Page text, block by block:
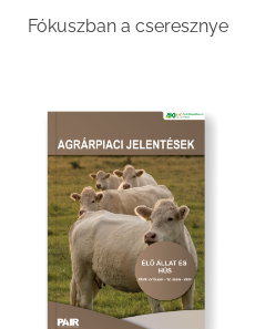
Fókuszban a cseresznye